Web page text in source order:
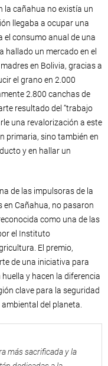
la cañahua no existía un
llegaba a ocupar una
el consumo anual de una
hallado un mercado en el
en Bolivia, gracias a
el grano en 2.000
2.800 canchas de
resultado del “trabajo
una revalorización a este
primaria, sino también en
y en hallar un
de las impulsoras de la
en Cañahua, no pasaron
como una de las
el Instituto
El premio,
de una iniciativa para
y hacen la diferencia
clave para la seguridad
del planeta.
más sacrificada y la